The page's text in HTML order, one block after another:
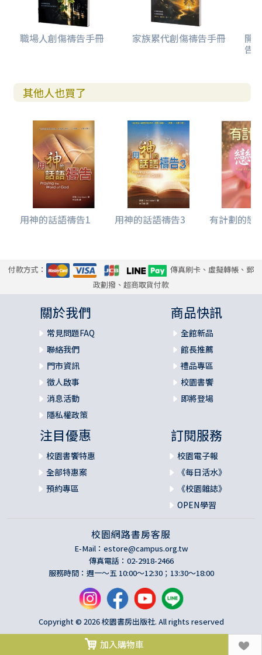
職場人創傷禱告手冊 家族累代創傷禱告手冊 開
告(
其他人也買了
用神的話語禱告1 用神的話語禱告3 有計劃的戀
付款方式：
傳真刷卡、虛擬轉帳、郵
政劃撥、超商取貨付款
關於我們
常見問題FAQ
聯絡我們
門市資訊
徵人啟事
消息活動
隱私權政策
商品快訊
全館新品
館長推薦
禮品專區
校園書饗
即將登場
注目優惠
校園書饗特惠
全部特惠案
預約專區
訂閱服務
校園電子報
《每日活水》
《校園雜誌》
OPEN學習
校園網路書房客服
E-Mail： estore@campus.org.tw
傳真電話：02-2918-2466
服務時間：週一～五 10:00～12:30；13:30～18:00
Copyright © 2026 校園書房出版社. All rights reserved
加入購物車